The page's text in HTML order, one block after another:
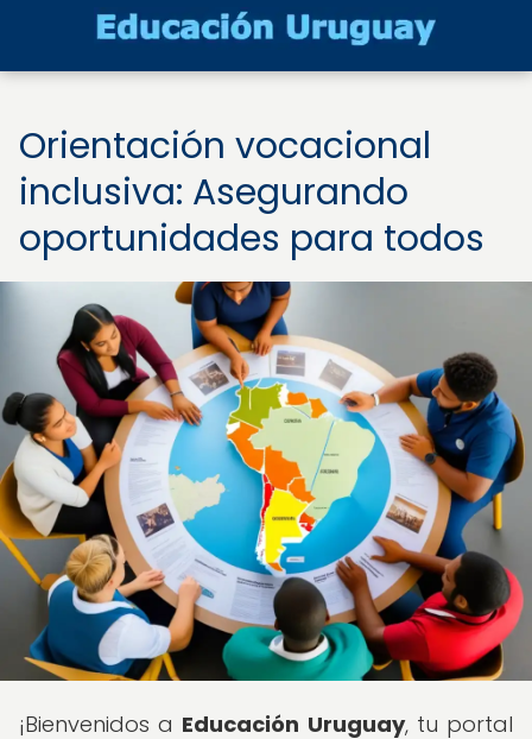
Orientación vocacional
inclusiva: Asegurando
oportunidades para todos
¡Bienvenidos a Educación Uruguay, tu portal